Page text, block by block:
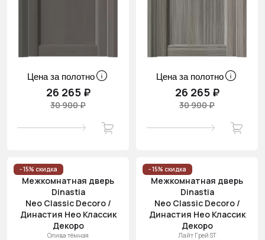
Цена за полотно
26 265 ₽
30 900 ₽
Цена за полотно
26 265 ₽
30 900 ₽
- 15% скидка
Межкомнатная дверь
Dinastia
Neo Classic Decoro /
Династия Нео Классик
Декоро
Олива тёмная
- 15% скидка
Межкомнатная дверь
Dinastia
Neo Classic Decoro /
Династия Нео Классик
Декоро
Лайт Грей ST